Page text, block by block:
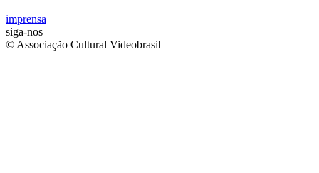
imprensa
siga-nos
© Associação Cultural Videobrasil